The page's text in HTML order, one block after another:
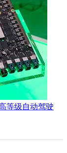
等级自动驾驶